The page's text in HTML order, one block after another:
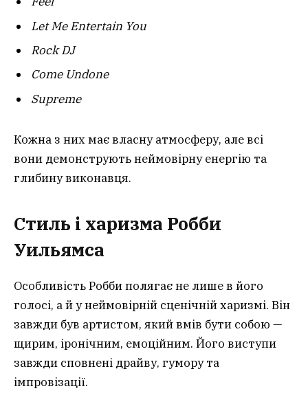
Let Me Entertain You
Rock DJ
Come Undone
Supreme
Кожна з них має власну атмосферу, але всі
вони демонструють неймовірну енергію та
глибину виконавця.
Стиль і харизма Робби
Уильямса
Особливість Робби полягає не лише в його
голосі, а й у неймовірній сценічній харизмі. Він
завжди був артистом, який вмів бути собою —
щирим, іронічним, емоційним. Його виступи
завжди сповнені драйву, гумору та
імпровізації.